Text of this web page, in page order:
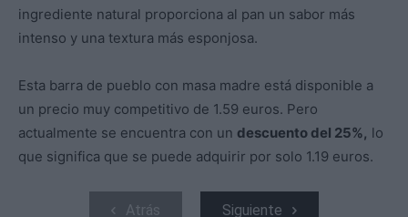
ingrediente natural proporciona al pan un sabor más
intenso y una textura más esponjosa.
Esta barra de pueblo con masa madre está disponible a
un precio muy competitivo de 1.59 euros. Pero
actualmente se encuentra con un descuento del 25%, lo
que significa que se puede adquirir por solo 1.19 euros.
Atrás Siguiente